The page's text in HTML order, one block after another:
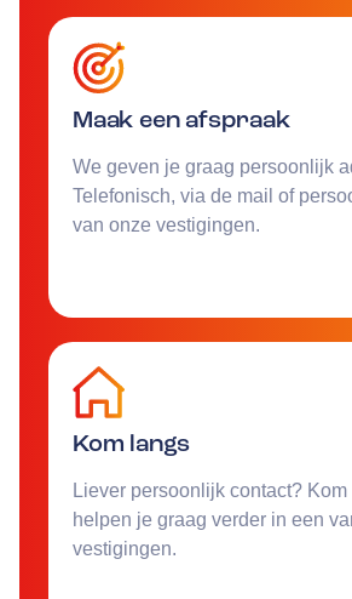
Maak een afspraak
We geven je graag persoonlijk
Telefonisch, via de mail of
van onze vestigingen.
Kom langs
Liever persoonlijk contact?
helpen je graag verder in een
vestigingen.